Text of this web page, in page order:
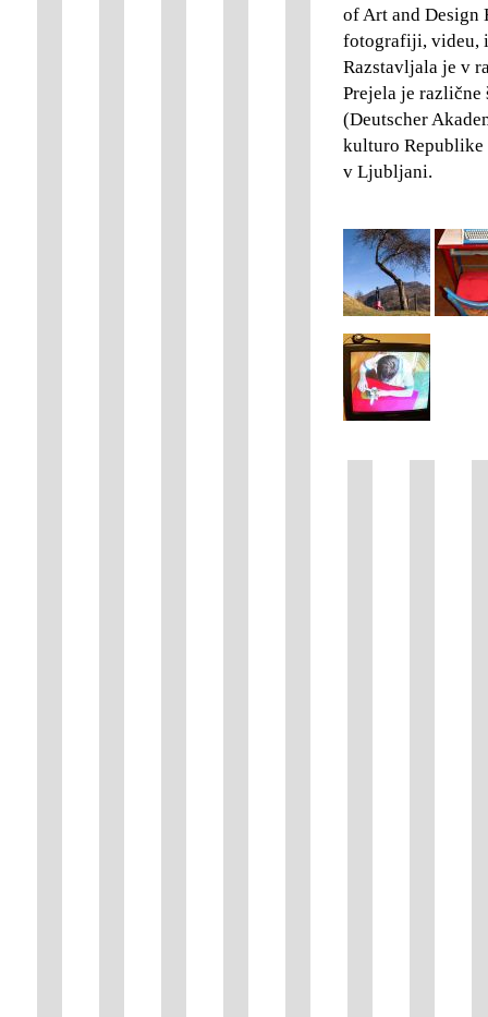
of Art and Design
fotografiji, videu,
Razstavljala je v
Prejela je
(Deutscher
kulturo Republike
v Ljubljani.